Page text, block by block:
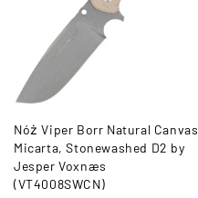
Nóż Viper Borr Natural Canvas
Micarta, Stonewashed D2 by
Jesper Voxnæs
(VT4008SWCN)